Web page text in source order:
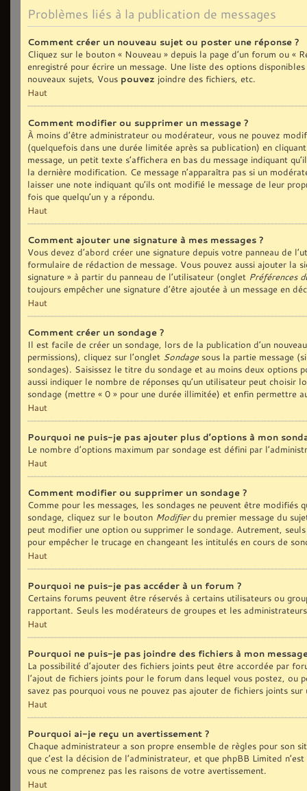
Problèmes liés à la publication de messages
Comment créer un nouveau sujet ou poster une réponse ?
Cliquez sur le bouton « Nouveau » depuis la page d’un forum ou «
enregistré pour écrire un message. Une liste des options
nouveaux sujets, Vous pouvez joindre des fichiers, etc.
Haut
Comment modifier ou supprimer un message ?
À moins d’être administrateur ou modérateur, vous ne pouvez
(quelquefois dans une durée limitée après sa publication) en
message, un petit texte s’affichera en bas du message indiquant
la dernière modification. Ce message n’apparaîtra pas si un
laisser une note indiquant qu’ils ont modifié le message de leur
fois que quelqu’un y a répondu.
Haut
Comment ajouter une signature à mes messages ?
Vous devez d’abord créer une signature depuis votre panneau de
formulaire de rédaction de message. Vous pouvez aussi ajouter la
signature » à partir du panneau de l’utilisateur (onglet Préférences
toujours empêcher une signature d’être ajoutée à un message en
Haut
Comment créer un sondage ?
Il est facile de créer un sondage, lors de la publication d’un
permissions), cliquez sur l’onglet Sondagesous la partie message
sondages). Saisissez le titre du sondage et au moins deux options
aussi indiquer le nombre de réponses qu’un utilisateur peut
sondage (mettre « 0 » pour une durée illimitée) et enfin permettre
Haut
Pourquoi ne puis-je pas ajouter plus d’options à mon
Le nombre d’options maximum par sondage est défini par
Haut
Comment modifier ou supprimer un sondage ?
Comme pour les messages, les sondages ne peuvent être
sondage, cliquez sur le bouton Modifierdu premier message du
peut modifier une option ou supprimer le sondage. Autrement,
pour empêcher le trucage en changeant les intitulés en cours de
Haut
Pourquoi ne puis-je pas accéder à un forum ?
Certains forums peuvent être réservés à certains utilisateurs ou
rapportant. Seuls les modérateurs de groupes et les
Haut
Pourquoi ne puis-je pas joindre des fichiers à mon
La possibilité d’ajouter des fichiers joints peut être accordée par
l’ajout de fichiers joints pour le forum dans lequel vous postez, ou
savez pas pourquoi vous ne pouvez pas ajouter de fichiers joints
Haut
Pourquoi ai-je reçu un avertissement ?
Chaque administrateur a son propre ensemble de règles pour son
que c’est la décision de l’administrateur, et que phpBB Limited
vous ne comprenez pas les raisons de votre avertissement.
Haut